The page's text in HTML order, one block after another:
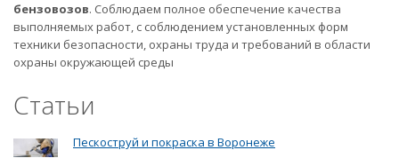
бензовозов. Соблюдаем полное обеспечение качества
выполняемых работ, с соблюдением установленных форм
техники безопасности, охраны труда и требований в области
охраны окружающей среды
Статьи
Пескоструй и покраска в Воронеже